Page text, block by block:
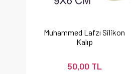
Muhammed Lafzı Silikon
Kalıp
50,00 TL